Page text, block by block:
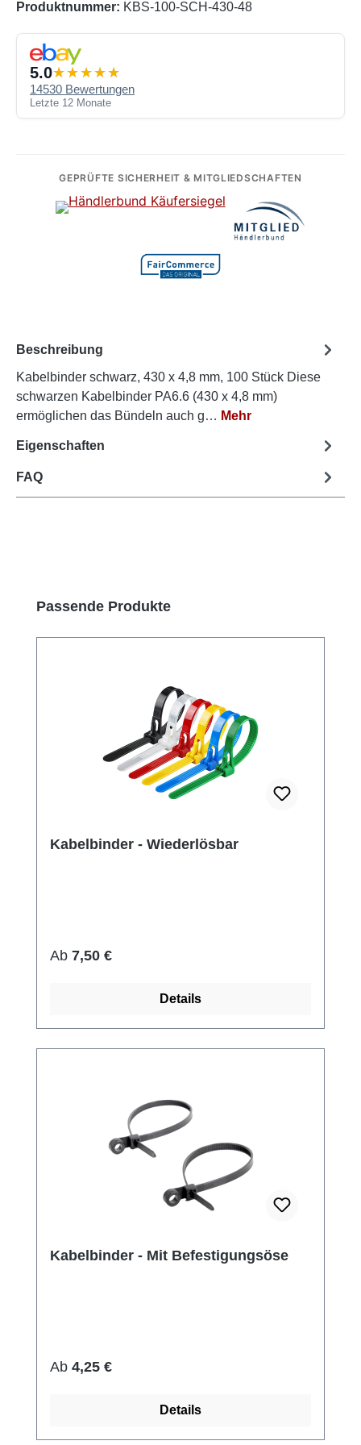
Produktnummer: KBS-100-SCH-430-48
5.0
14530 Bewertungen
Letzte 12 Monate
GEPRÜFTE SICHERHEIT & MITGLIEDSCHAFTEN
Beschreibung
Kabelbinder schwarz, 430 x 4,8 mm, 100 Stück Diese
schwarzen Kabelbinder PA6.6 (430 x 4,8 mm)
ermöglichen das Bündeln auch g… Mehr
Eigenschaften
FAQ
Produktgalerie überspringen
Passende Produkte
Kabelbinder - Wiederlösbar
Regulärer Preis:
Ab 7,50 €
Details
Kabelbinder - Mit Befestigungsöse
Regulärer Preis:
Ab 4,25 €
Details